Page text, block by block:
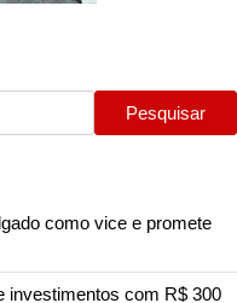
Pesquisar
como vice e promete
investimentos com R$ 300